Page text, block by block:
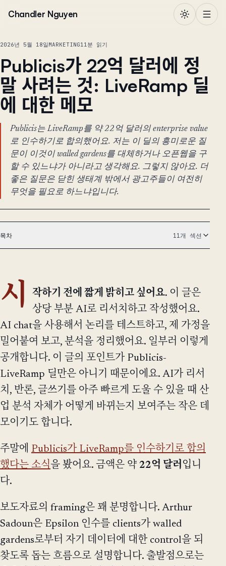
Chandler Nguyen
2026년 5월 18일MARKETING11분 읽기
Publicis가 22억 달러에 정
말 사려는 것: LiveRamp 딜
에 대한 메모
Publicis는 LiveRamp를 약 22억 달러의 enterprise value
로 인수하기로 합의했어요. 저는 이 딜의 흥미로운 질
문이 이것이 walled gardens를 대체하거나 오픈웹을 구
할 수 있느냐가 아니라고 생각해요. 그렇지 않아요. 더
좋은 질문은 닫힌 생태계 밖에서 광고주들이 여전히
무엇을 필요로 하느냐입니다.
목차 11개 섹션
시 작하기 전에 짧게 밝히고 싶어요. 이 글은
상당 부분 AI로 리서치하고 작성했어요.
AI chat을 사용해서 논리를 테스트하고, 제 가정을
밀어붙여 보고, 분석을 정리했어요. 일부러 이렇게
공개합니다. 이 글의 포인트가 Publicis-
LiveRamp 딜만은 아니기 때문이에요. AI가 리서
치, 반론, 글쓰기를 아주 빠르게 도울 수 있을 때 산
업 분석 자체가 어떻게 바뀌는지 보여주는 작은 데
모이기도 합니다.
주말에 Publicis가 LiveRamp를 인수하기로 합의
했다는 소식을 봤어요. 금액은 약 22억 달러 입니
다.
보도자료의 framing은 꽤 분명합니다. Arthur
Sadoun은 Epsilon 인수를 clients가 walled
gardens로부터 자기 데이터에 대한 control을 되
찾도록 돕는 흐름으로 설명합니다. 출발점으로는